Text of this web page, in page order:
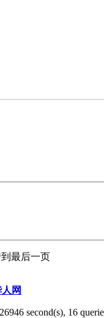
最后一页
网
second(s), 16